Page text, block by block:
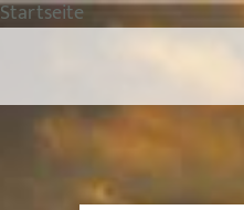
Startseite